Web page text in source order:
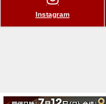
Instagram